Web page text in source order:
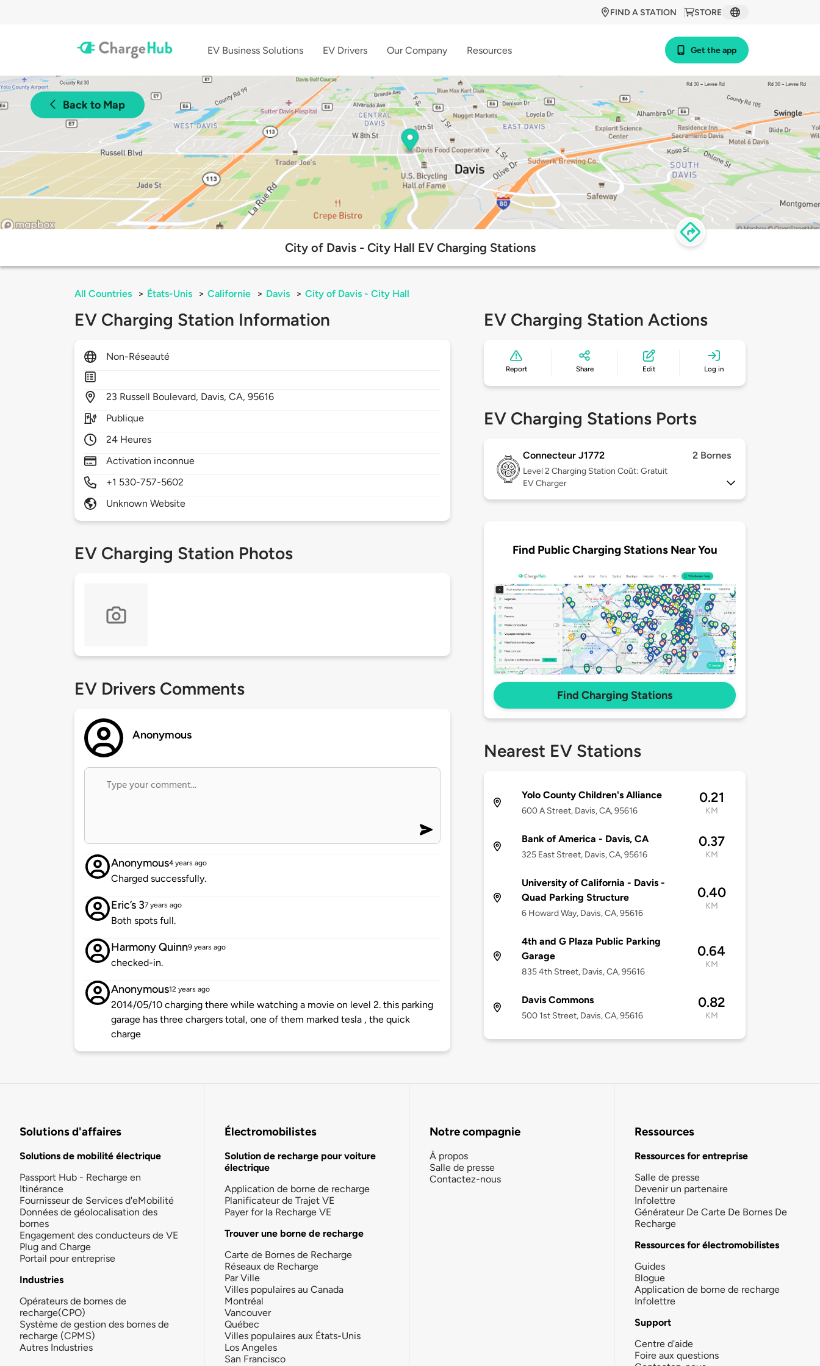
STORE
FIND A STATION
EV Business Solutions EV Drivers Our Company Resources Get the app
Back to Map
City of Davis - City Hall EV Charging Stations
All Countries > États-Unis > Californie > Davis > City of Davis - City Hall
EV Charging Station Information
Non-Réseauté
23 Russell Boulevard, Davis,CA,95616
Publique
24 Heures
Activation inconnue
+1 530-757-5602
Unknown Website
EV Charging Station Photos
EV Drivers Comments
Anonymous
Anonymous4 years ago
Charged successfully.
Eric’s 37 years ago
Both spots full.
Harmony Quinn9 years ago
checked-in.
Anonymous12 years ago
2014/05/10 charging there while watching a movie on level 2. this parking
garage has three chargers total, one of them marked tesla , the quick
charge
EV Charging Station Actions
Report Share Edit Log in
EV Charging Stations Ports
Connecteur J1772 2 Bornes
Level 2 Charging Station Coût: Gratuit
EV Charger
Find Public Charging Stations Near You
Find Charging Stations
Nearest EV Stations
Yolo County Children's Alliance
600 A Street, Davis, CA, 95616
0.21
KM
Bank of America - Davis, CA
325 East Street, Davis, CA, 95616
0.37
KM
University of California - Davis -
Quad Parking Structure
6 Howard Way, Davis, CA, 95616
0.40
KM
4th and G Plaza Public Parking
Garage
835 4th Street, Davis, CA, 95616
0.64
KM
Davis Commons
500 1st Street, Davis, CA, 95616
0.82
KM
Solutions d'affaires
Solutions de mobilité électrique
Passport Hub - Recharge en
Itinérance
Fournisseur de Services d'eMobilité
Données de géolocalisation des
bornes
Engagement des conducteurs de VE
Plug and Charge
Portail pour entreprise
Industries
Opérateurs de bornes de
recharge(CPO)
Système de gestion des bornes de
recharge (CPMS)
Autres Industries
Électromobilistes
Solution de recharge pour voiture
électrique
Application de borne de recharge
Planificateur de Trajet VE
Payer for la Recharge VE
Trouver une borne de recharge
Carte de Bornes de Recharge
Réseaux de Recharge
Par Ville
Villes populaires au Canada
Montréal
Vancouver
Québec
Villes populaires aux États-Unis
Los Angeles
San Francisco
Notre compagnie
À propos
Salle de presse
Contactez-nous
Ressources
Ressources for entreprise
Salle de presse
Devenir un partenaire
Infolettre
Générateur De Carte De Bornes De
Recharge
Ressources for électromobilistes
Guides
Blogue
Application de borne de recharge
Infolettre
Support
Centre d'aide
Foire aux questions